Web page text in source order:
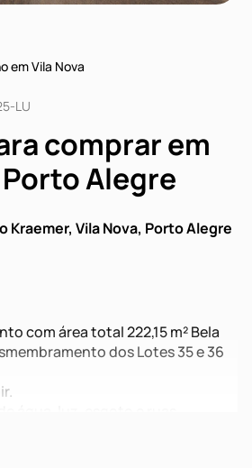
em Vila Nova
LU
comprar em
Alegre
Kraemer, Vila Nova, Porto Alegre
com área total 222,15 m² Bela
dos Lotes 35 e 36